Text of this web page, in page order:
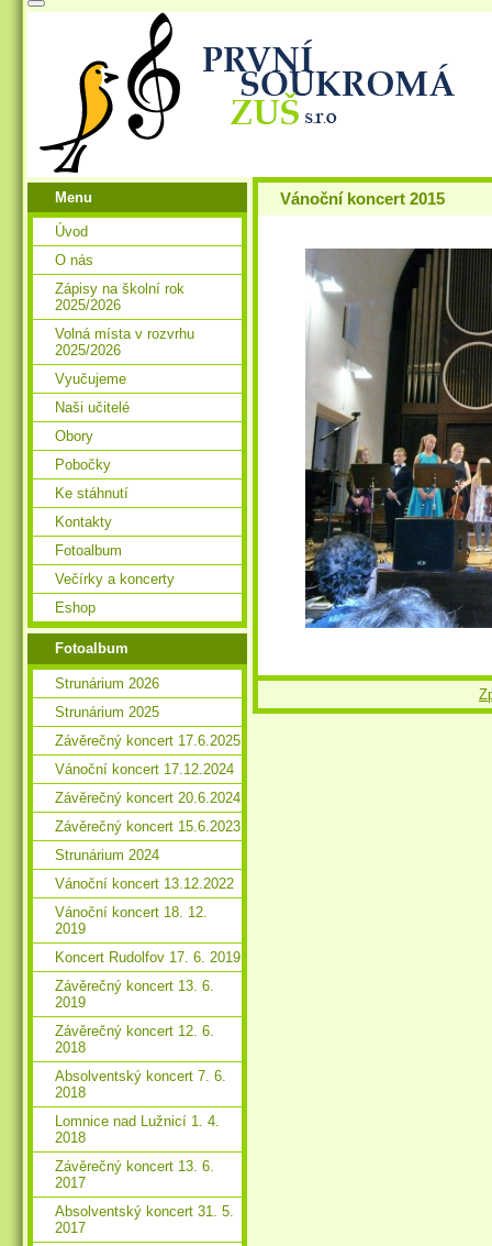
Vánoční koncert 2015
Menu
Úvod
O nás
Zápisy na školní rok
2025/2026
Volná místa v rozvrhu
2025/2026
Vyučujeme
Naši učitelé
Obory
Pobočky
Ke stáhnutí
Kontakty
Fotoalbum
Večírky a koncerty
Eshop
Fotoalbum
Strunárium 2026
Strunárium 2025
Závěrečný koncert 17.6.2025
Vánoční koncert 17.12.2024
Závěrečný koncert 20.6.2024
Závěrečný koncert 15.6.2023
Strunárium 2024
Vánoční koncert 13.12.2022
Vánoční koncert 18. 12.
2019
Koncert Rudolfov 17. 6. 2019
Závěrečný koncert 13. 6.
2019
Závěrečný koncert 12. 6.
2018
Absolventský koncert 7. 6.
2018
Lomnice nad Lužnicí 1. 4.
2018
Závěrečný koncert 13. 6.
2017
Absolventský koncert 31. 5.
2017